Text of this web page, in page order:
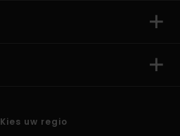
Kies uw regio